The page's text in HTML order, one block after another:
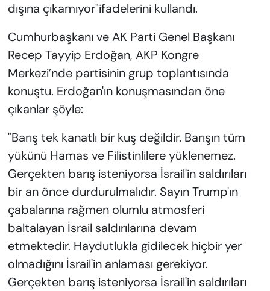
dışına çıkamıyor"ifadelerini kullandı.
Cumhurbaşkanı ve AK Parti Genel Başkanı
Recep Tayyip Erdoğan, AKP Kongre
Merkezi’nde partisinin grup toplantısında
konuştu. Erdoğan'ın konuşmasından öne
çıkanlar şöyle:
"Barış tek kanatlı bir kuş değildir. Barışın tüm
yükünü Hamas ve Filistinlilere yüklenemez.
Gerçekten barış isteniyorsa İsrail'in saldırıları
bir an önce durdurulmalıdır. Sayın Trump'ın
çabalarına rağmen olumlu atmosferi
baltalayan İsrail saldırılarına devam
etmektedir. Haydutlukla gidilecek hiçbir yer
olmadığını İsrail'in anlaması gerekiyor.
Gerçekten barış isteniyorsa İsrail'in saldırıları